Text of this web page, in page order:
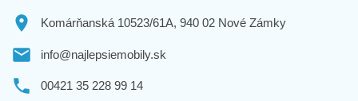
Komárňanská 10523/61A, 940 02 Nové Zámky
info@najlepsiemobily.sk
00421 35 228 99 14